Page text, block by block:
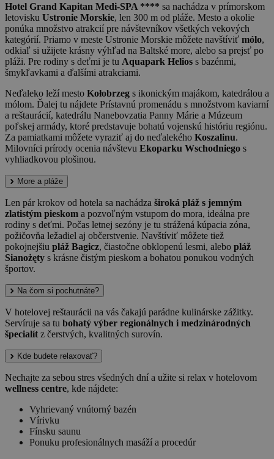
Hotel Grand Kapitan Medi-SPA **** sa nachádza v prímorskom
letovisku Ustronie Morskie, len 300 m od pláže. Mesto a okolie
ponúka množstvo atrakcií pre návštevníkov všetkých vekových
kategórií. Priamo v meste Ustronie Morskie môžete navštíviť mólo,
odkiaľ si užijete krásny výhľad na Baltské more, alebo sa prejsť po
pláži. Pre rodiny s deťmi je tu Aquapark Helios s bazénmi,
šmykľavkami a ďalšími atrakciami.
Neďaleko leží mesto Kołobrzeg s ikonickým majákom, katedrálou a
mólom. Ďalej tu nájdete Prístavnú promenádu ​​s množstvom kaviarní
a reštaurácií, katedrálu Nanebovzatia Panny Márie a Múzeum
poľskej armády, ktoré predstavuje bohatú vojenskú históriu regiónu.
Za pamiatkami môžete vyraziť aj do neďalekého Koszalinu.
Milovníci prírody ocenia návštevu Ekoparku Wschodniego s
vyhliadkovou plošinou.
More a pláže
Len pár krokov od hotela sa nachádza široká pláž s jemným
zlatistým pieskom a pozvoľným vstupom do mora, ideálna pre
rodiny s deťmi. Počas letnej sezóny je tu strážená kúpacia zóna,
požičovňa ležadiel aj občerstvenie. Navštíviť môžete tiež
pokojnejšiu pláž Bagicz, čiastočne obklopenú lesmi, alebo pláž
Sianożęty s krásne čistým pieskom a bohatou ponukou vodných
športov.
Na čom si pochutnáte?
V hotelovej reštaurácii na vás čakajú parádne kulinárske zážitky.
Servíruje sa tu bohatý výber regionálnych i medzinárodných
špecialít z čerstvých, kvalitných surovín.
Kde budete relaxovať?
Nechajte za sebou stres všedných dní a užite si relax v hotelovom
wellness centre, kde nájdete:
Vyhrievaný vnútorný bazén
Vírivku
Fínsku saunu
Ponuku profesionálnych masáží a procedúr